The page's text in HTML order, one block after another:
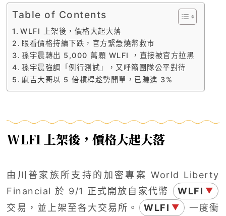
Table of Contents
WLFI 上架後，價格大起大落
眼看價格持續下跌，官方緊急燒幣救市
孫宇晨轉出 5,000 萬顆 WLFI ，直接被官方拉黑
孫宇晨強調「例行測試」，又呼籲團隊公平對待
麻吉大哥以 5 倍槓桿趁勢開單，已賺進 3%
WLFI 上架後，價格大起大落
由川普家族所支持的加密專案 World Liberty
Financial 於 9/1 正式開放自家代幣
WLFI ▼
交易，並上架至各大交易所。 WLFI ▼
一度衝